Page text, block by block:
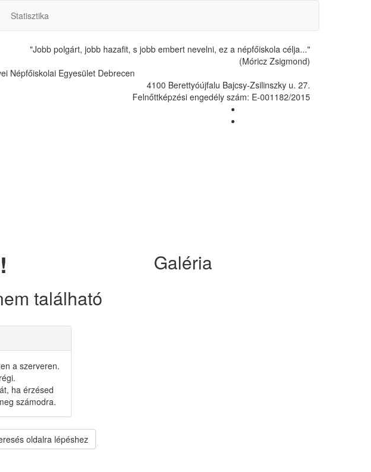
Statisztika
"Jobb polgárt, jobb hazafit, s jobb embert nevelni, ez a népfőiskola célja..."
(Móricz Zsigmond)
Népfőiskolai Egyesület Debrecen
4100 Berettyóújfalu Bajcsy-Zsilinszky u. 27.
Felnőttképzési engedély szám: E-001182/2015
található
a szerveren.
ha érzésed
számodra.
oldalra lépéshez
Galéria